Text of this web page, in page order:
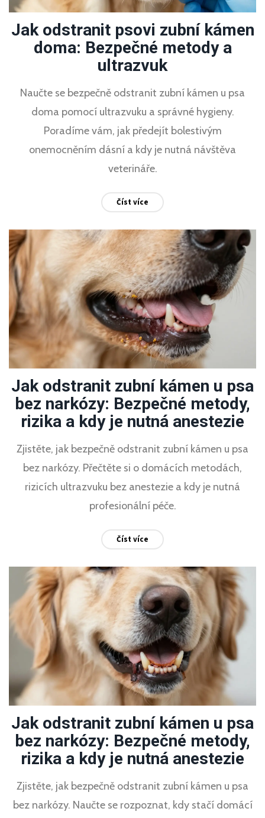
Jak odstranit psovi zubní kámen
doma: Bezpečné metody a
ultrazvuk
Naučte se bezpečně odstranit zubní kámen u psa
doma pomocí ultrazvuku a správné hygieny.
Poradíme vám, jak předejít bolestivým
onemocněním dásní a kdy je nutná návštěva
veterináře.
Číst více
Jak odstranit zubní kámen u psa
bez narkózy: Bezpečné metody,
rizika a kdy je nutná anestezie
Zjistěte, jak bezpečně odstranit zubní kámen u psa
bez narkózy. Přečtěte si o domácích metodách,
rizicích ultrazvuku bez anestezie a kdy je nutná
profesionální péče.
Číst více
Jak odstranit zubní kámen u psa
bez narkózy: Bezpečné metody,
rizika a kdy je nutná anestezie
Zjistěte, jak bezpečně odstranit zubní kámen u psa
bez narkózy. Naučte se rozpoznat, kdy stačí domácí